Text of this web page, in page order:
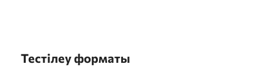
Тестілеу форматы